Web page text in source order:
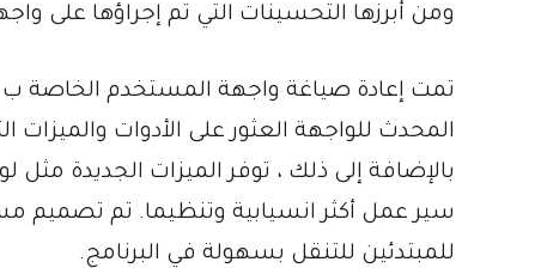
ومن أبرزها التحسينات التي تم إجراؤها على
المحدث للواجهة العثور على الأدوات والميزات
للمبتدئين للتنقل بسهولة في البرنامج.